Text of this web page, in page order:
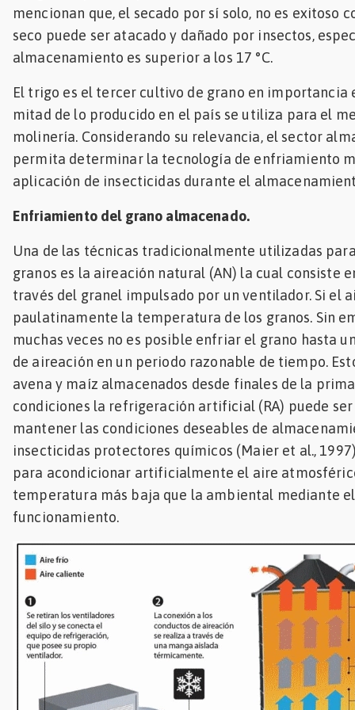
mencionan que, el secado por sí solo, no es exitoso
seco puede ser atacado y dañado por insectos,
almacenamiento es superior a los 17 °C.
El trigo es el tercer cultivo de grano en importancia
mitad de lo producido en el país se utiliza para el
molinería. Considerando su relevancia, el sector
permita determinar la tecnología de enfriamiento
aplicación de insecticidas durante el
Enfriamiento del grano almacenado.
Una de las técnicas tradicionalmente utilizadas
granos es la aireación natural (AN) la cual consiste
través del granel impulsado por un ventilador. Si el
paulatinamente la temperatura de los granos. Sin
muchas veces no es posible enfriar el grano hasta
de aireación en un periodo razonable de tiempo.
avena y maíz almacenados desde finales de la
condiciones la refrigeración artificial (RA) puede
mantener las condiciones deseables de
insecticidas protectores químicos (Maier et al.,
para acondicionar artificialmente el aire
temperatura más baja que la ambiental mediante
funcionamiento.